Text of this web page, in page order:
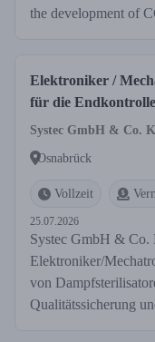
the development of
Elektroniker /
für die Endkontrolle
Systec GmbH & Co.
Osnabrück
Vollzeit
25.07.2026
Systec GmbH & Co.
Elektroniker/
von
Qualitätssicherung